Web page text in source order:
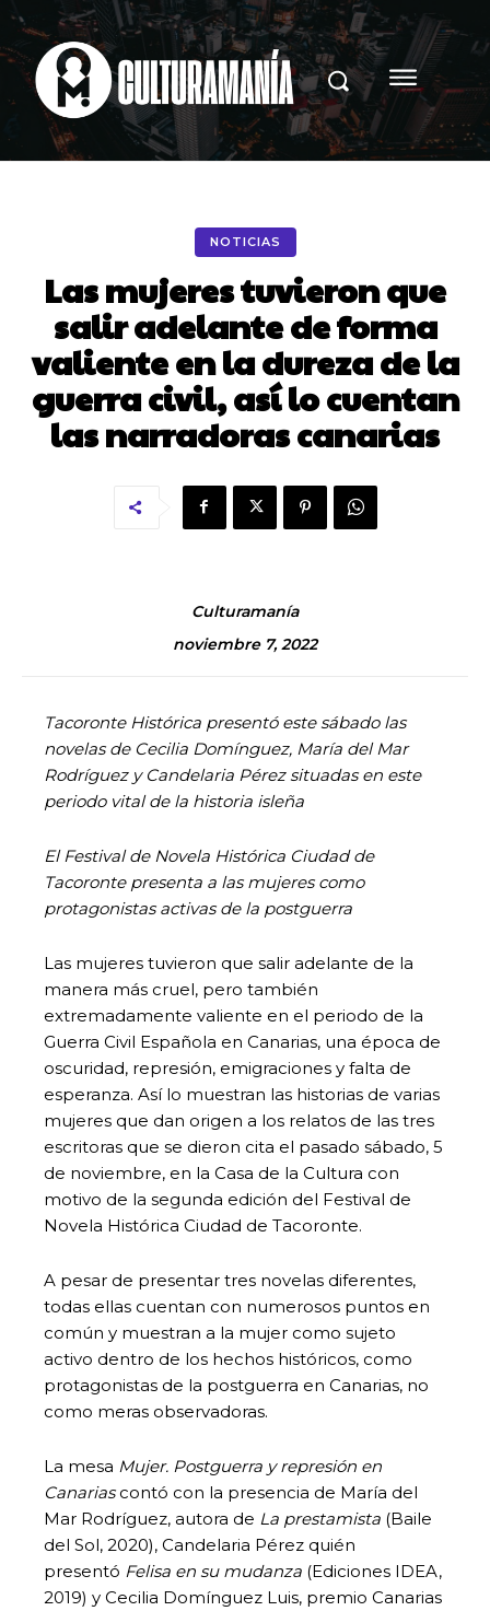
NOTICIAS
Las mujeres tuvieron que
salir adelante de forma
valiente en la dureza de la
guerra civil, así lo cuentan
las narradoras canarias
Culturamanía
noviembre 7, 2022
Tacoronte Histórica presentó este sábado las
novelas de Cecilia Domínguez, María del Mar
Rodríguez y Candelaria Pérez situadas en este
periodo vital de la historia isleña
El Festival de Novela Histórica Ciudad de
Tacoronte presenta a las mujeres como
protagonistas activas de la postguerra
Las mujeres tuvieron que salir adelante de la
manera más cruel, pero también
extremadamente valiente en el periodo de la
Guerra Civil Española en Canarias, una época de
oscuridad, represión, emigraciones y falta de
esperanza. Así lo muestran las historias de varias
mujeres que dan origen a los relatos de las tres
escritoras que se dieron cita el pasado sábado, 5
de noviembre, en la Casa de la Cultura con
motivo de la segunda edición del Festival de
Novela Histórica Ciudad de Tacoronte.
A pesar de presentar tres novelas diferentes,
todas ellas cuentan con numerosos puntos en
común y muestran a la mujer como sujeto
activo dentro de los hechos históricos, como
protagonistas de la postguerra en Canarias, no
como meras observadoras.
La mesa Mujer. Postguerra y represión en
Canariascontó con la presencia de María del
Mar Rodríguez, autora de La prestamista (Baile
del Sol, 2020), Candelaria Pérez quién
presentó Felisa en su mudanza (Ediciones IDEA,
2019) y Cecilia Domínguez Luis, premio Canarias